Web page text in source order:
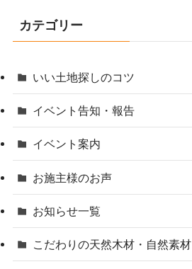
カテゴリー
いい土地探しのコツ
イベント告知・報告
イベント案内
お施主様のお声
お知らせ一覧
こだわりの天然木材・自然素材